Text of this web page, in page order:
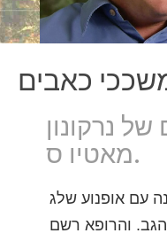
הולנדית
נורווגית
רוסית
שוודית
繁體中文 (סינית)
נפאלית
כאבים
של נרקונון
מאטיו ס.
לי תאונה עם אופנוע שלג
והרופא רשם